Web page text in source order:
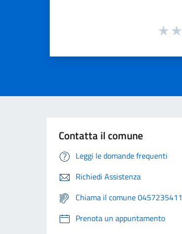
Contatta il comune
Leggi le domande frequenti
Richiedi Assistenza
Chiama il comune 0457235411
Prenota un appuntamento